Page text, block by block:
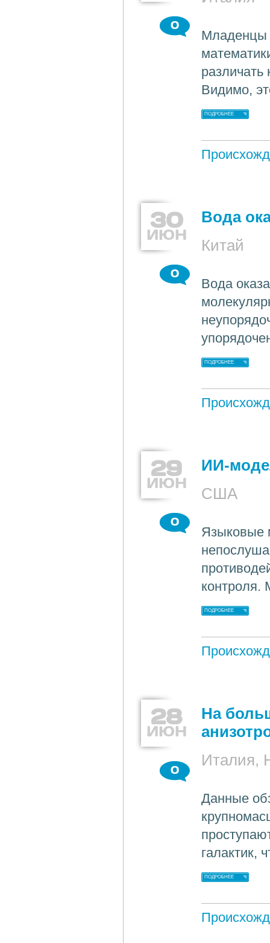
0
Младенцы
различать
Видимо,
ПОДРОБНЕЕ
30
ИЮН
Вода
Китай
0
Вода
ПОДРОБНЕЕ
29
ИЮН
ИИ-
США
0
Языковые
контроля.
ПОДРОБНЕЕ
28
ИЮН
На
Италия,
0
Данные
галактик,
ПОДРОБНЕЕ